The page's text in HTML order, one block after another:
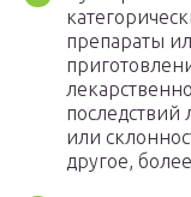
препараты
последствий
или
другое,